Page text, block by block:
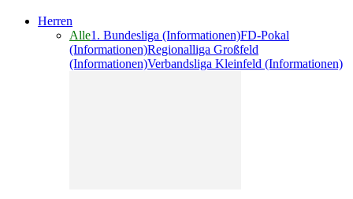
Herren
Alle1. Bundesliga (Informationen)FD-Pokal
(Informationen)Regionalliga Großfeld
(Informationen)Verbandsliga Kleinfeld (Informationen)